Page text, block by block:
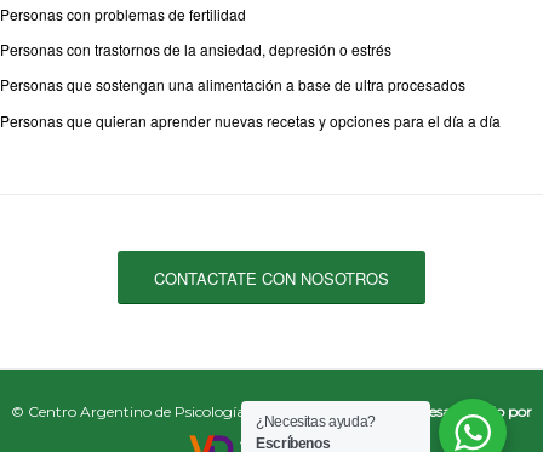
Personas con problemas de fertilidad
Personas con trastornos de la ansiedad, depresión o estrés
Personas que sostengan una alimentación a base de ultra procesados
Personas que quieran aprender nuevas recetas y opciones para el día a día
CONTACTATE CON NOSOTROS
©️ Centro Argentino de Psicología Interdisciplinaria 2026 - Desarrollado por
¿Necesitas ayuda?
Escríbenos